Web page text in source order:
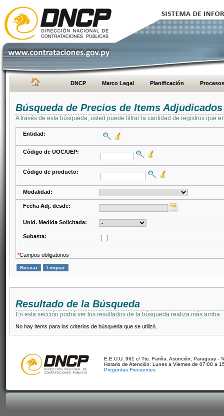
DNCP Marco Legal Planificación Procesos
Búsqueda de Precios de Items Adjudicados
A través de esta búsqueda, usted puede filtrar la cantidad de registros que
Entidad:
Código de UOC/UEP:
Código de producto:
Modalidad:
Fecha Adj. desde:
Unid. Medida Solicitada:
Subasta:
*Campos obligatorios
Resultado de la Búsqueda
En esta sección podrá ver los resultados de la búsqueda realiza más arriba
No hay items para los criterios de búsqueda que se utilizó.
E.E.U.U. 961 c/ Tte. Fariña. Asunción, Paraguay -
Horario de Atención: Lunes a Viernes de 07:00 a
Preguntas Frecuentes